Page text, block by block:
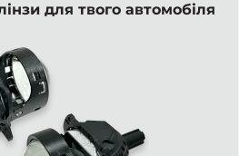
для твого автомобіля